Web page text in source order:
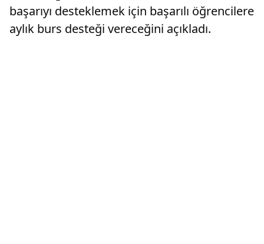
başarıyı desteklemek için başarılı öğrencilere
aylık burs desteği vereceğini açıkladı.